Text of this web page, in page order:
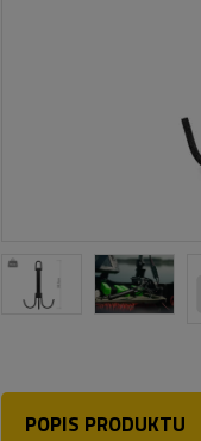
POPIS PRODUKTU